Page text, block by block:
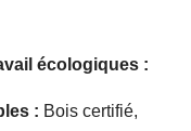
écologiques :
: Bois certifié,